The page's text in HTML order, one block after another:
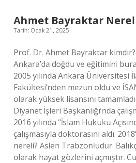
Ahmet Bayraktar
Tarih: Ocak 21, 2025
Prof. Dr. Ahmet Bayraktar kimdir?
Ankara’da doğdu ve eğitimini
2005 yılında Ankara Üniversitesi
Fakültesi’nden mezun oldu ve
olarak yüksek lisansını
Diyanet İşleri Başkanlığı’nda
2016 yılında “İslam Hukuku
çalışmasıyla doktorasını aldı.
nereli? Aslen Trabzonludur.
olarak hayat gözlerini açmıştır.